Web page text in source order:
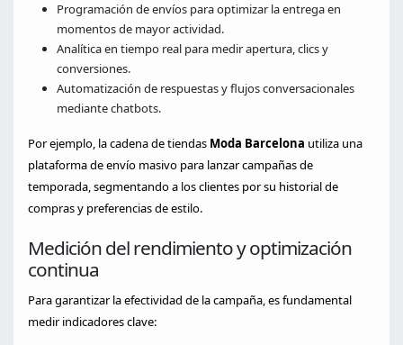
Programación de envíos para optimizar la entrega en
momentos de mayor actividad.
Analítica en tiempo real para medir apertura, clics y
conversiones.
Automatización de respuestas y flujos conversacionales
mediante chatbots.
Por ejemplo, la cadena de tiendas Moda Barcelona utiliza una
plataforma de envío masivo para lanzar campañas de
temporada, segmentando a los clientes por su historial de
compras y preferencias de estilo.
Medición del rendimiento y optimización
continua
Para garantizar la efectividad de la campaña, es fundamental
medir indicadores clave: